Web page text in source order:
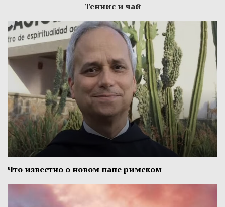
Теннис и чай
Что известно о новом папе римском